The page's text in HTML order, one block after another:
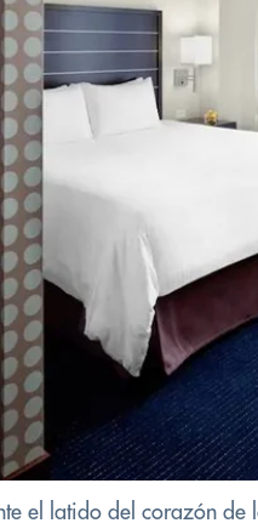
el latido del corazón de